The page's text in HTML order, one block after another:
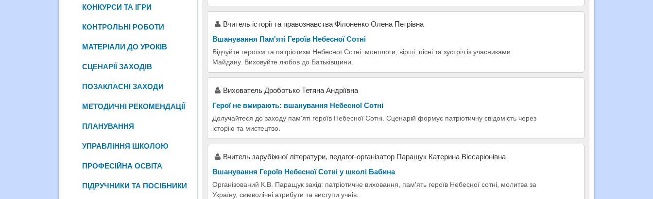
Вчитель історії та правознавства Філоненко Олена Петрівна
Вшанування Пам'яті Героїв Небесної Сотні
Відчуйте героїзм та патріотизм Небесної Сотні: монологи, вірші, пісні та зустріч із учасниками
Майдану. Виховуйте любов до Батьківщини.
Вихователь Дроботько Тетяна Андріївна
Герої не вмирають: вшанування Небесної Сотні
Долучайтеся до заходу пам'яті героїв Небесної Сотні. Сценарій формує патріотичну свідомість через
історію та мистецтво.
Вчитель зарубіжної літератури, педагог-організатор Паращук Катерина Віссаріонівна
Вшанування Героїв Небесної Сотні у школі Бабина
Організований К.В. Паращук захід: патріотичне виховання, пам'ять героїв Небесної сотні, молитва за
Україну, символічні атрибути та виступи учнів.
КОНКУРСИ ТА ІГРИ
КОНТРОЛЬНІ РОБОТИ
МАТЕРІАЛИ ДО УРОКІВ
СЦЕНАРІЇ ЗАХОДІВ
ПОЗАКЛАСНІ ЗАХОДИ
МЕТОДИЧНІ РЕКОМЕНДАЦІЇ
ПЛАНУВАННЯ
УПРАВЛІННЯ ШКОЛОЮ
ПРОФЕСІЙНА ОСВІТА
ПІДРУЧНИКИ ТА ПОСІБНИКИ